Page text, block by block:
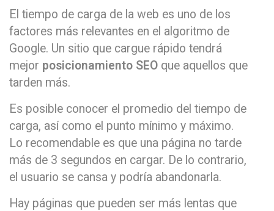
El tiempo de carga de la web es uno de los
factores más relevantes en el algoritmo de
Google. Un sitio que cargue rápido tendrá
mejor posicionamiento SEO que aquellos que
tarden más.
Es posible conocer el promedio del tiempo de
carga, así como el punto mínimo y máximo.
Lo recomendable es que una página no tarde
más de 3 segundos en cargar. De lo contrario,
el usuario se cansa y podría abandonarla.
Hay páginas que pueden ser más lentas que